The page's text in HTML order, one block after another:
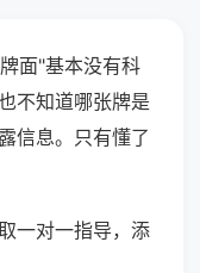
面"基本没有科
不知道哪张牌是
信息。只有懂了
一对一指导，添